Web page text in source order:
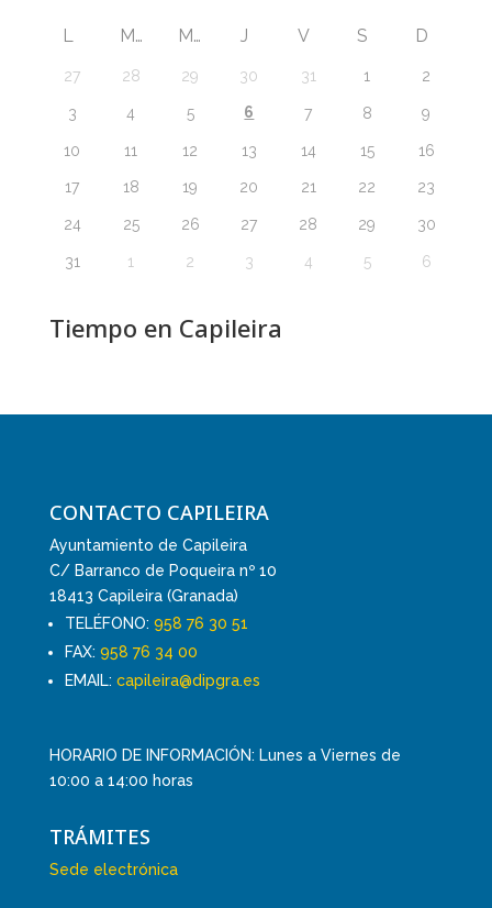
L M M J V S D
27 28 29 30 31 1 2
3 4 5 6 7 8 9
10 11 12 13 14 15 16
17 18 19 20 21 22 23
24 25 26 27 28 29 30
31 1 2 3 4 5 6
Tiempo en Capileira
CONTACTO CAPILEIRA
Ayuntamiento de Capileira
C/ Barranco de Poqueira nº 10
18413 Capileira (Granada)
TELÉFONO: 958 76 30 51
FAX: 958 76 34 00
EMAIL: capileira@dipgra.es
HORARIO DE INFORMACIÓN: Lunes a Viernes de
10:00 a 14:00 horas
TRÁMITES
Sede electrónica